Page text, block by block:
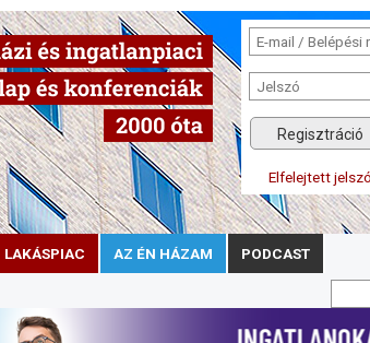
Regisztráció
Elfelejtett jelszó
LAKÁSPIAC AZ ÉN HÁZAM PODCAST